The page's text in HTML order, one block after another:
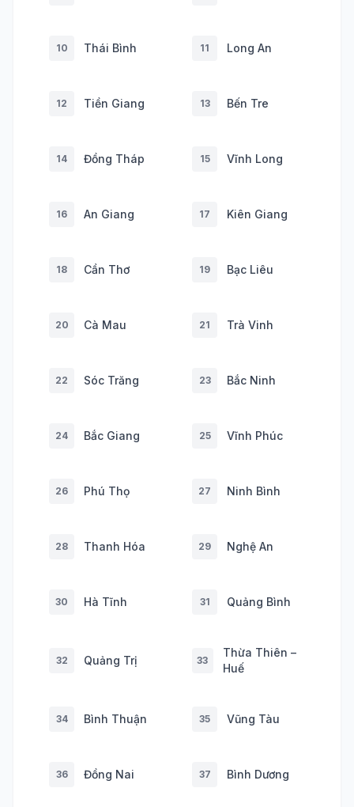
10 Thái Bình 11 Long An
12 Tiền Giang 13 Bến Tre
14 Đồng Tháp 15 Vĩnh Long
16 An Giang 17 Kiên Giang
18 Cần Thơ 19 Bạc Liêu
20 Cà Mau 21 Trà Vinh
22 Sóc Trăng 23 Bắc Ninh
24 Bắc Giang 25 Vĩnh Phúc
26 Phú Thọ 27 Ninh Bình
28 Thanh Hóa 29 Nghệ An
30 Hà Tĩnh 31 Quảng Bình
32 Quảng Trị 33
Thừa Thiên –
Huế
34 Bình Thuận 35 Vũng Tàu
36 Đồng Nai 37 Bình Dương